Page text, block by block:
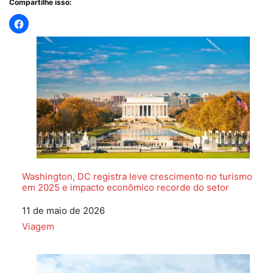
Compartilhe isso:
Washington, DC registra leve crescimento no turismo
em 2025 e impacto econômico recorde do setor
Data
11 de maio de 2026
Em relação a
Viagem